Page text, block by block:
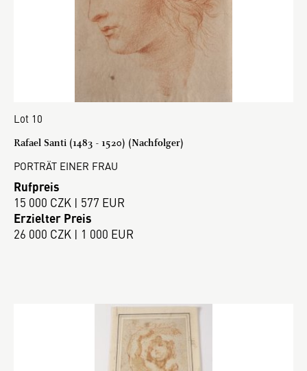
Lot 10
Rafael Santi (1483 - 1520) (Nachfolger)
PORTRÄT EINER FRAU
Rufpreis
15 000 CZK | 577 EUR
Erzielter Preis
26 000 CZK | 1 000 EUR